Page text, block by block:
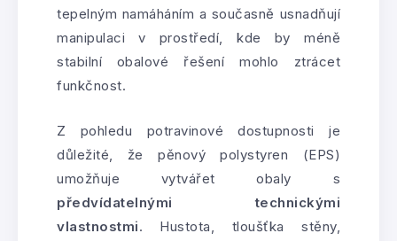
tepelným namáháním a současně usnadňují
manipulaci v prostředí, kde by méně
stabilní obalové řešení mohlo ztrácet
funkčnost.
Z pohledu potravinové dostupnosti je
důležité, že pěnový polystyren (EPS)
umožňuje vytvářet obaly s
předvídatelnými technickými
vlastnostmi. Hustota, tloušťka stěny,